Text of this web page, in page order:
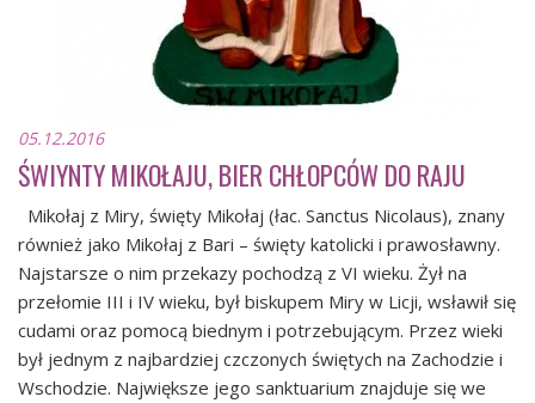
05.12.2016
ŚWIYNTY MIKOŁAJU, BIER CHŁOPCÓW DO RAJU
Mikołaj z Miry, święty Mikołaj (łac. Sanctus Nicolaus), znany
również jako Mikołaj z Bari – święty katolicki i prawosławny.
Najstarsze o nim przekazy pochodzą z VI wieku. Żył na
przełomie III i IV wieku, był biskupem Miry w Licji, wsławił się
cudami oraz pomocą biednym i potrzebującym. Przez wieki
był jednym z najbardziej czczonych świętych na Zachodzie i
Wschodzie. Największe jego sanktuarium znajduje się we